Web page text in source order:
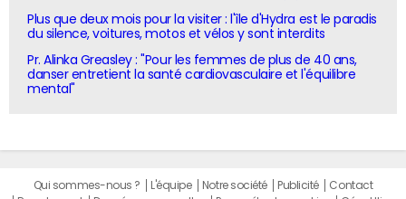
Plus que deux mois pour la visiter : l'île d'Hydra est le paradis
du silence, voitures, motos et vélos y sont interdits
Pr. Alinka Greasley : "Pour les femmes de plus de 40 ans,
danser entretient la santé cardiovasculaire et l'équilibre
mental"
Qui sommes-nous ? L'équipe Notre société Publicité
Contact